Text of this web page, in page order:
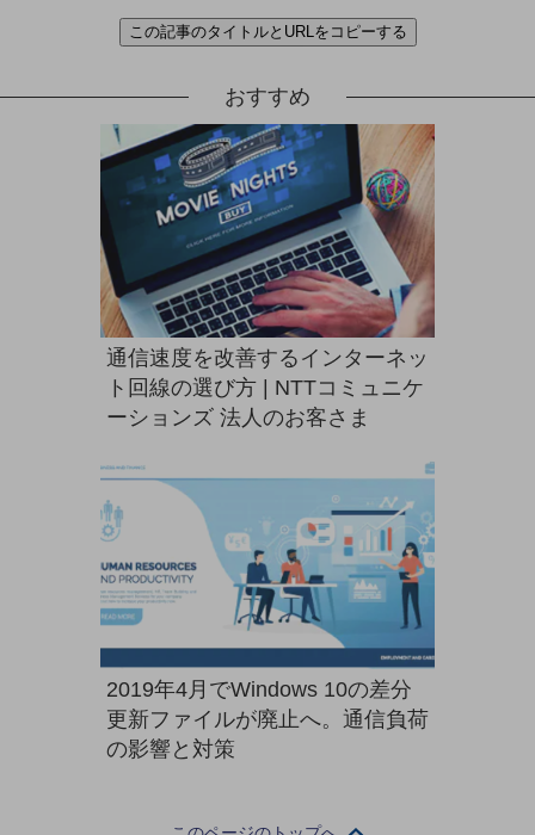
サステナビリティTOP
NTTドコモビジネスグループのサステナビリティ
サステナビリティ基本方針
サステナビリティレポート
ダイバーシティ
基礎的電気通信役務損益明細表
採用情報TOP
この記事のタイトルとURLをコピーする
おすすめ
通信速度を改善するインターネッ
ト回線の選び方 | NTTコミュニケ
ーションズ 法人のお客さま
2019年4月でWindows 10の差分
更新ファイルが廃止へ。通信負荷
の影響と対策